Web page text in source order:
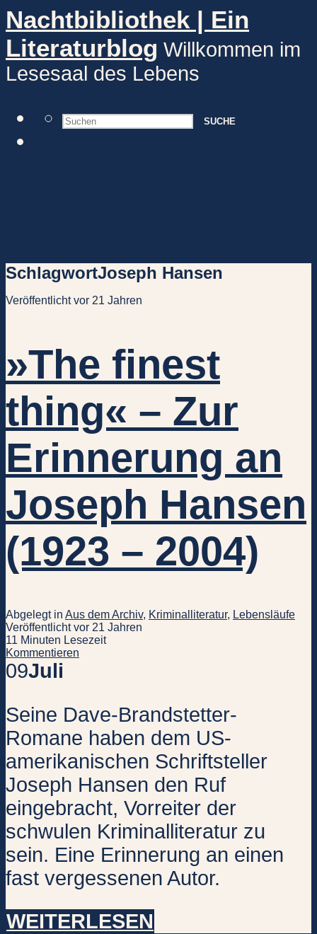
Nachtbibliothek | Ein
Literaturblog Willkommen im
Lesesaal des Lebens
SUCHE
SchlagwortJoseph Hansen
Veröffentlicht vor 21 Jahren
»The finest
thing« – Zur
Erinnerung an
Joseph Hansen
(1923 – 2004)
Abgelegt in Aus dem Archiv, Kriminalliteratur, Lebensläufe
Veröffentlicht vor 21 Jahren
11 Minuten Lesezeit
Kommentieren
09Juli
Seine Dave-Brandstetter-
Romane haben dem US-
amerikanischen Schriftsteller
Joseph Hansen den Ruf
eingebracht, Vorreiter der
schwulen Kriminalliteratur zu
sein. Eine Erinnerung an einen
fast vergessenen Autor.
WEITERLESEN